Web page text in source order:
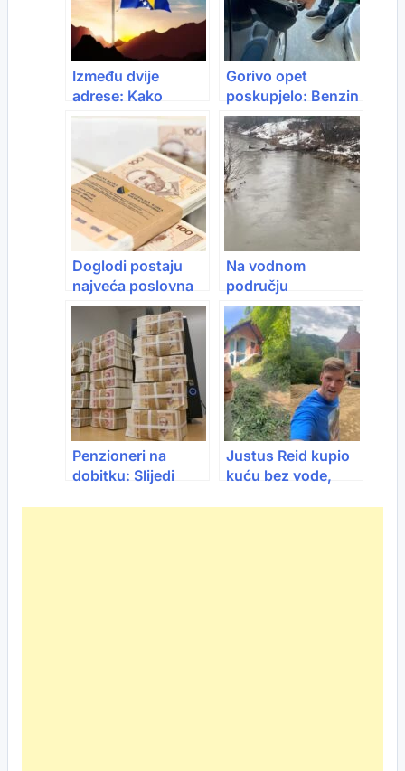
Između dvije
adrese: Kako
dijaspora vidi
budućnost Bosne i
Hercegovine?
Gorivo opet
poskupjelo: Benzin
raste, dizel blago
pojeftinio
Doglodi postaju
najveća poslovna
zona u BiH?
Planirano 9.400
radnih mjesta i
investicije od 1,2
milijarde KM
Na vodnom
području
Jadranskog mora
očekuje se porast
vodostaja
Penzioneri na
dobitku: Slijedi
Justus Reid kupio
kuću bez vode,